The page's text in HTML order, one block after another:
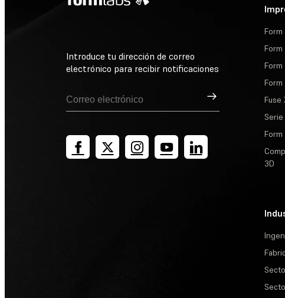
Introduce tu dirección de correo
electrónico para recibir notificaciones
Suscribirse
Form
Form
Form
Form
Fuse
Serie
Form
3D